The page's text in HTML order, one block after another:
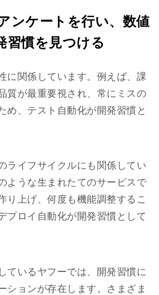
ンケートを行い、数値
習慣を見つける
に関係しています。例えば、課
質が最重要視され、常にミスの
め、テスト自動化が開発習慣と
ライフサイクルにも関係してい
ような生まれたてのサービスで
り上げ、何度も機能調整するこ
プロイ自動化が開発習慣として
ているヤフーでは、開発習慣に
ションが存在します。さまざま